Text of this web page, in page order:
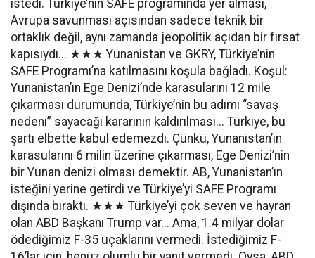
istedi. Türkiye’nin SAFE programında yer alması,
Avrupa savunması açısından sadece teknik bir
ortaklık değil, aynı zamanda jeopolitik açıdan bir fırsat
kapısıydı... ★★★ Yunanistan ve GKRY, Türkiye’nin
SAFE Programı’na katılmasını koşula bağladı. Koşul:
Yunanistan’ın Ege Denizi’nde karasularını 12 mile
çıkarması durumunda, Türkiye’nin bu adımı “savaş
nedeni” sayacağı kararının kaldırılması... Türkiye, bu
şartı elbette kabul edemezdi. Çünkü, Yunanistan’ın
karasularını 6 milin üzerine çıkarması, Ege Denizi’nin
bir Yunan denizi olması demektir. AB, Yunanistan’ın
isteğini yerine getirdi ve Türkiye’yi SAFE Programı
dışında bıraktı. ★★★ Türkiye’yi çok seven ve hayran
olan ABD Başkanı Trump var... Ama, 1.4 milyar dolar
ödediğimiz F-35 uçaklarını vermedi. İstediğimiz F-